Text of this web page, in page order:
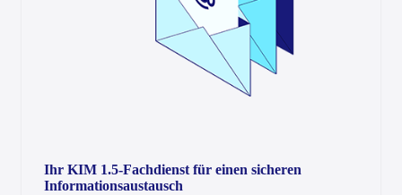
Ihr KIM 1.5-Fachdienst für einen sicheren
Informationsaustausch